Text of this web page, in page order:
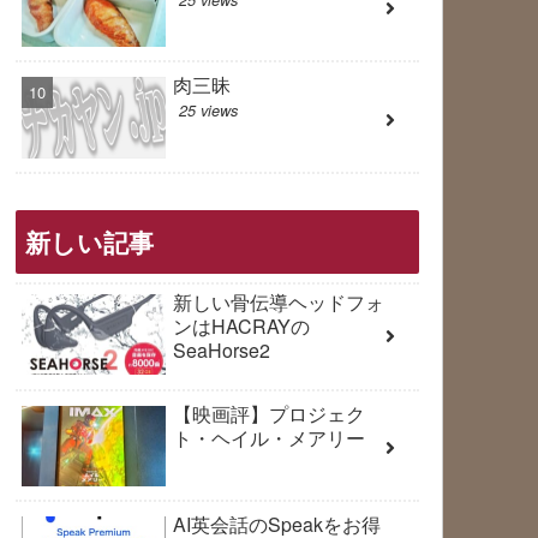
肉三昧
25 views
新しい記事
新しい骨伝導ヘッドフォ
ンはHACRAYの
SeaHorse2
【映画評】プロジェク
ト・ヘイル・メアリー
AI英会話のSpeakをお得